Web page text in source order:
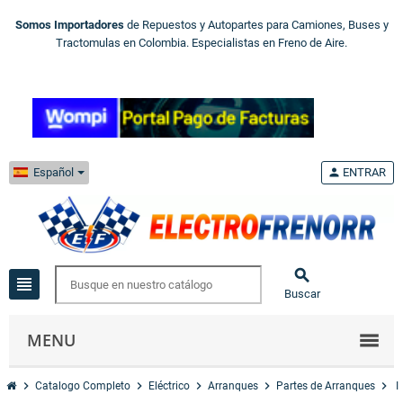
Somos Importadores de Repuestos y Autopartes para Camiones, Buses y
Tractomulas en Colombia. Especialistas en Freno de Aire.
Español
view_headline 
Buscar
person ENTRAR
MENU
chevron_right Catalogo Completo chevron_right Eléctrico chevron_right Arranques chevron_right Partes de Arranques chevron_right